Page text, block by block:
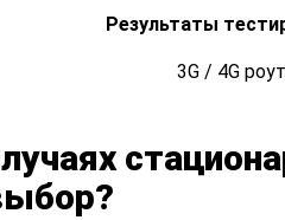
Результаты